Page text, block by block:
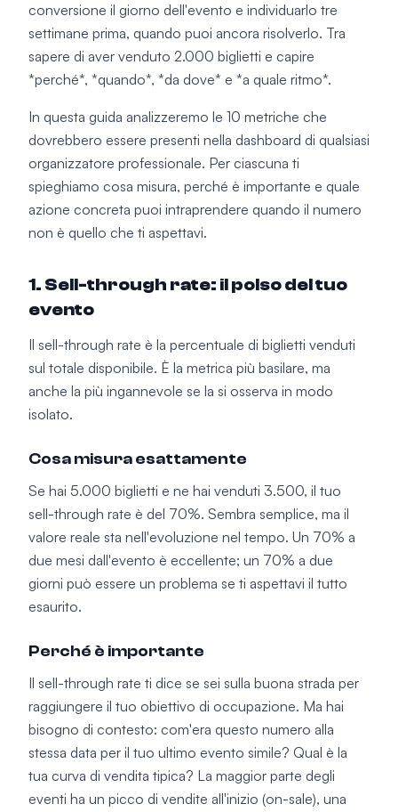
conversione il giorno dell'evento e individuarlo tre
settimane prima, quando puoi ancora risolverlo. Tra
sapere di aver venduto 2.000 biglietti e capire
*perché*, *quando*, *da dove* e *a quale ritmo*.
In questa guida analizzeremo le 10 metriche che
dovrebbero essere presenti nella dashboard di qualsiasi
organizzatore professionale. Per ciascuna ti
spieghiamo cosa misura, perché è importante e quale
azione concreta puoi intraprendere quando il numero
non è quello che ti aspettavi.
1. Sell-through rate: il polso del tuo
evento
Il sell-through rate è la percentuale di biglietti venduti
sul totale disponibile. È la metrica più basilare, ma
anche la più ingannevole se la si osserva in modo
isolato.
Cosa misura esattamente
Se hai 5.000 biglietti e ne hai venduti 3.500, il tuo
sell-through rate è del 70%. Sembra semplice, ma il
valore reale sta nell'evoluzione nel tempo. Un 70% a
due mesi dall'evento è eccellente; un 70% a due
giorni può essere un problema se ti aspettavi il tutto
esaurito.
Perché è importante
Il sell-through rate ti dice se sei sulla buona strada per
raggiungere il tuo obiettivo di occupazione. Ma hai
bisogno di contesto: com'era questo numero alla
stessa data per il tuo ultimo evento simile? Qual è la
tua curva di vendita tipica? La maggior parte degli
eventi ha un picco di vendite all'inizio (on-sale), una